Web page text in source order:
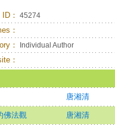
ID： 45274
：
：
Individual Author
：
唐湘清
佛法觀 唐湘清